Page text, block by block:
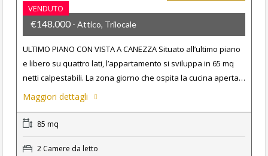
VENDUTO
€148.000 - Attico, Trilocale
ULTIMO PIANO CON VISTA A CANEZZA Situato all’ultimo piano
e libero su quattro lati, l’appartamento si sviluppa in 65 mq
netti calpestabili. La zona giorno che ospita la cucina aperta…
Maggiori dettagli
85 mq
2 Camere da letto